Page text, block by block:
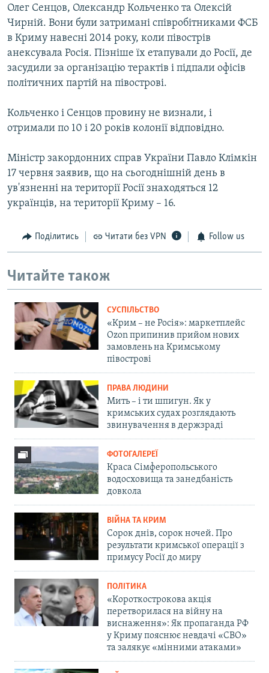
Олег Сенцов, Олександр Кольченко та Олексій
Чирній. Вони були затримані співробітниками ФСБ
в Криму навесні 2014 року, коли півострів
анексувала Росія. Пізніше їх етапували до Росії, де
засудили за організацію терактів і підпали офісів
політичних партій на півострові.
Кольченко і Сенцов провину не визнали, і
отримали по 10 і 20 років колонії відповідно.
Міністр закордонних справ України Павло Клімкін
17 червня заявив, що на сьогоднішній день в
ув'язненні на території Росії знаходяться 12
українців, на території Криму – 16.
Поділитись Читати без VPN Follow us
Читайте також
СУСПІЛЬСТВО
«Крим – не Росія»: маркетплейс
Ozon припинив прийом нових
замовлень на Кримському
півострові
ПРАВА ЛЮДИНИ
Мить – і ти шпигун. Як у
кримських судах розглядають
звинувачення в держзраді
ФОТОГАЛЕРЕЇ
Краса Сімферопольського
водосховища та занедбаність
довкола
ВІЙНА ТА КРИМ
Сорок днів, сорок ночей. Про
результати кримської операції з
примусу Росії до миру
ПОЛІТИКА
«Короткострокова акція
перетворилася на війну на
виснаження»: Як пропаганда РФ
у Криму пояснює невдачі «СВО»
та залякує «мінними атаками»